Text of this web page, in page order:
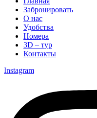
Забронировать
О нас
Удобства
Номера
3D – тур
Контакты
Instagram